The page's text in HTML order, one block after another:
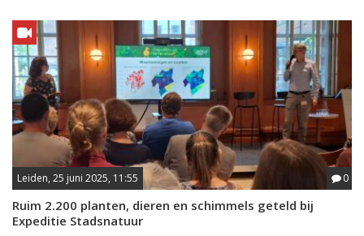
Leiden, 25 juni 2025, 11:55 0
Ruim 2.200 planten, dieren en schimmels geteld bij
Expeditie Stadsnatuur